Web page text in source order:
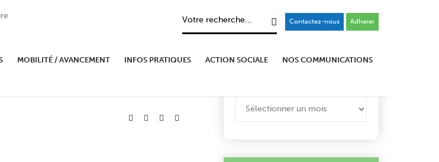
Contactez-nous Adhérer
MOBILITÉ / AVANCEMENT INFOS PRATIQUES ACTION SOCIALE NOS COMMUNICATIONS
2019 ARCHIVES
ARCHIVES